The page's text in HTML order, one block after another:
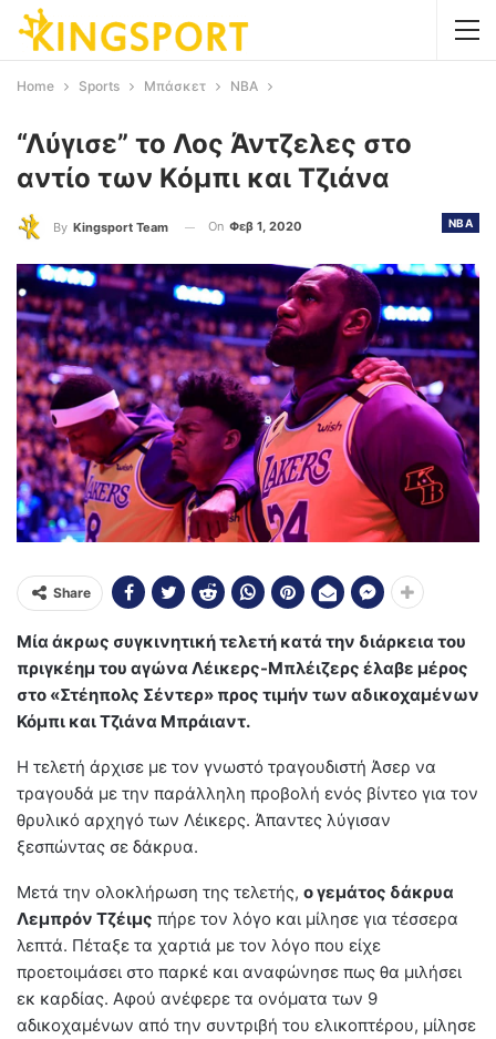
Home Sports Μπάσκετ NBA
“Λύγισε” το Λος Άντζελες στο
αντίο των Κόμπι και Τζιάνα
NBA
By Kingsport Team On Φεβ 1, 2020
Share
Μία άκρως συγκινητική τελετή κατά την διάρκεια του
πριγκέημ του αγώνα Λέικερς-Μπλέιζερς έλαβε μέρος
στο «Στέηπολς Σέντερ» προς τιμήν των αδικοχαμένων
Κόμπι και Τζιάνα Μπράιαντ.
Η τελετή άρχισε με τον γνωστό τραγουδιστή Άσερ να
τραγουδά με την παράλληλη προβολή ενός βίντεο για τον
θρυλικό αρχηγό των Λέικερς. Άπαντες λύγισαν
ξεσπώντας σε δάκρυα.
Μετά την ολοκλήρωση της τελετής, ο γεμάτος δάκρυα
Λεμπρόν Τζέιμς πήρε τον λόγο και μίλησε για τέσσερα
λεπτά. Πέταξε τα χαρτιά με τον λόγο που είχε
προετοιμάσει στο παρκέ και αναφώνησε πως θα μιλήσει
εκ καρδίας. Αφού ανέφερε τα ονόματα των 9
αδικοχαμένων από την συντριβή του ελικοπτέρου, μίλησε